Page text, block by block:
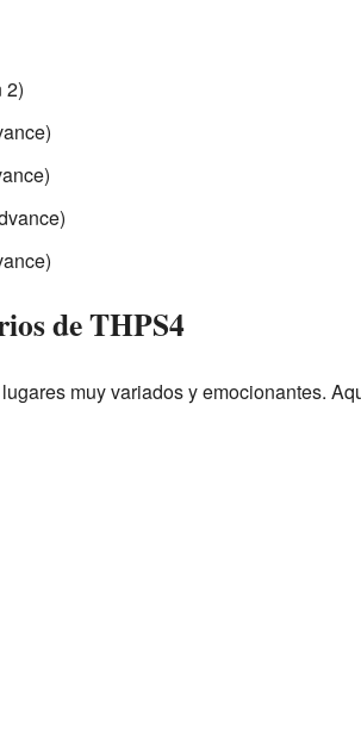
2)
de THPS4
muy variados y emocionantes.